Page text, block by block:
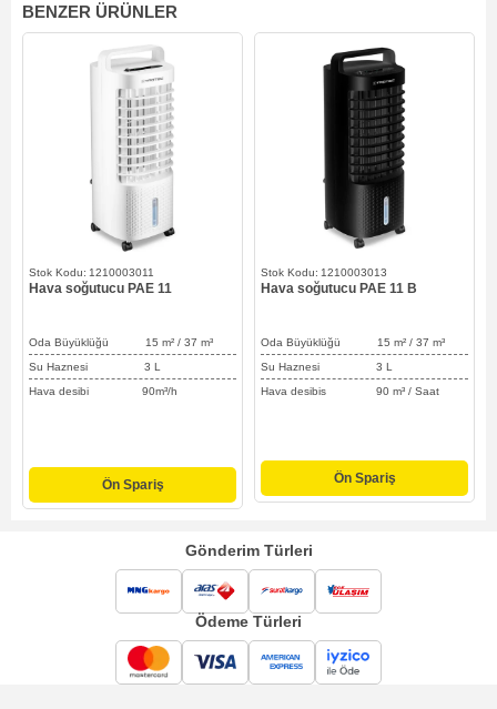
BENZER ÜRÜNLER
1210003011
Hava soğutucu PAE 11
Oda Büyüklüğü 15 m² / 37 m³
Su Haznesi 3 L
Hava desibi 90m³/h
Ön Spariş
1210003013
Hava soğutucu PAE 11 B
Oda Büyüklüğü 15 m² / 37 m³
Su Haznesi 3 L
Hava desibis 90 m³ / Saat
Ön Spariş
Gönderim Türleri
Ödeme Türleri